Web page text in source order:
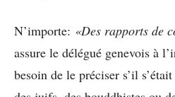
N’importe: «Des rapports de
assure le délégué genevois à
besoin de le préciser s’il